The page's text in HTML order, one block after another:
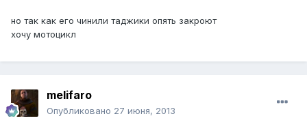
но так как его чинили таджики опять закроют
хочу мотоцикл
melifaro
Опубликовано 27 июня, 2013